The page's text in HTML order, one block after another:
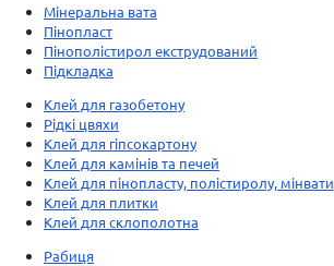
Мінеральна вата
Пінопласт
Пінополістирол екструдований
Підкладка
Клей для газобетону
Рідкі цвяхи
Клей для гіпсокартону
Клей для камінів та печей
Клей для пінопласту, полістиролу, мінвати
Клей для плитки
Клей для склополотна
Рабиця